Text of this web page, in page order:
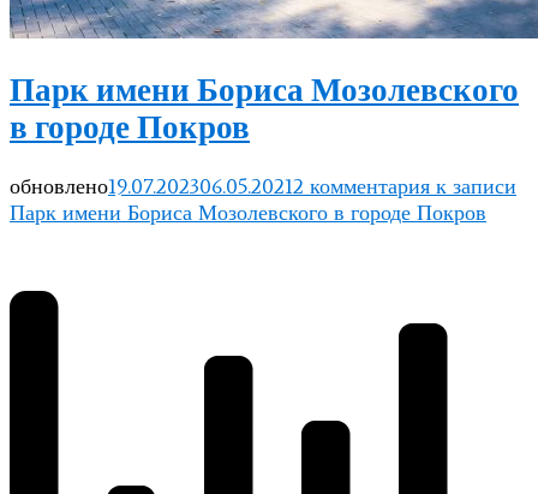
Парк имени Бориса Мозолевского
в городе Покров
обновлено19.07.202306.05.20212 комментария к записи
Парк имени Бориса Мозолевского в городе Покров